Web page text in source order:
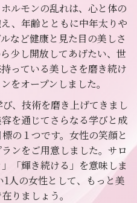
ルモンの乱れは、心と体の
、年齢とともに中年太りや
など健康と見た目の美しさ
少し開放してあげたい、世
っている美しさを磨き続け
をオープンしました。
、技術を磨き上げてきまし
を通じてさらなる学びと成
の１つです。女性の笑顔と
ンをご用意しました。サロ
「輝き続ける」を意味しま
人の女性として、もっと美
りましょう。